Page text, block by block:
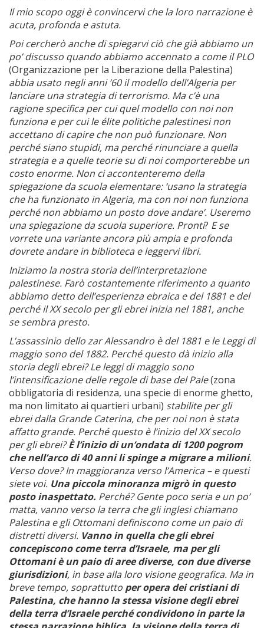
Il mio scopo oggi è convincervi che la loro narrazione è
acuta, profonda e astuta.
Poi cercherò anche di spiegarvi ciò che già abbiamo un
po’ discusso quando abbiamo accennato a come il PLO
(Organizzazione per la Liberazione della Palestina)
abbia usato negli anni ’60 il modello dell’Algeria per
lanciare una strategia di terrorismo. Ma c’è una
ragione specifica per cui quel modello con noi non
funziona e per cui le élite politiche palestinesi non
accettano di capire che non può funzionare. Non
perché siano stupidi, ma perché rinunciare a quella
strategia e a quelle teorie su di noi comporterebbe un
costo enorme. Non ci accontenteremo della
spiegazione da scuola elementare: ‘usano la strategia
che ha funzionato in Algeria, ma con noi non funziona
perché non abbiamo un posto dove andare’. Useremo
una spiegazione da scuola superiore. Pronti? E se
vorrete una variante ancora più ampia e profonda
dovrete andare in biblioteca e leggervi libri.
Iniziamo la nostra storia dell’interpretazione
palestinese. Farò costantemente riferimento a quanto
abbiamo detto dell’esperienza ebraica e del 1881 e del
perché il XX secolo per gli ebrei inizia nel 1881, anche
se sembra presto.
L’assassinio dello zar Alessandro è del 1881 e le Leggi di
maggio sono del 1882. Perché questo dà inizio alla
storia degli ebrei? Le leggi di maggio sono
l’intensificazione delle regole di base del Pale(zona
obbligatoria di residenza, una specie di enorme ghetto,
ma non limitato ai quartieri urbani) stabilite per gli
ebrei dalla Grande Caterina, che per noi non è stata
affatto grande. Perché questo è l’inizio del XX secolo
per gli ebrei?È l’inizio di un’ondata di 1200 pogrom
che nell’arco di 40 anni li spinge a migrare a milioni.
Verso dove? In maggioranza verso l’America – e questi
siete voi. Una piccola minoranza migrò in questo
posto inaspettato. Perché? Gente poco seria e un po’
matta, vanno verso la terra che gli inglesi chiamano
Palestina e gli Ottomani definiscono come un paio di
distretti diversi. Vanno in quella che gli ebrei
concepiscono come terra d’Israele, ma per gli
Ottomani è un paio di aree diverse, con due diverse
giurisdizioni, in base alla loro visione geografica. Ma in
breve tempo, soprattutto per opera dei cristiani di
Palestina, che hanno la stessa visione degli ebrei
della terra d’Israele perché condividono in parte la